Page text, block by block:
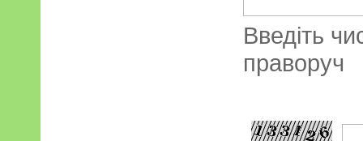
Введіть
праворуч